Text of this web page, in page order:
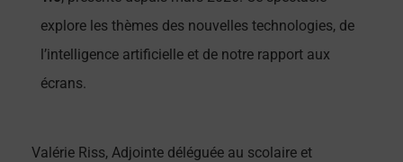
explore les thèmes des nouvelles technologies, de
l’intelligence artificielle et de notre rapport aux
écrans.
Valérie Riss, Adjointe déléguée au scolaire et